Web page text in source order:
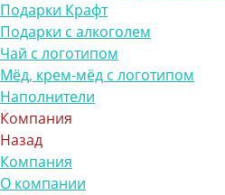
Подарки Крафт
Подарки с алкоголем
Чай с логотипом
Мёд, крем-мёд с логотипом
Наполнители
Компания
Назад
Компания
О компании